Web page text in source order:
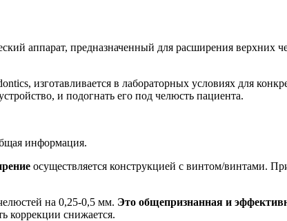
аппарат, предназначенный для расширения верхних
изготавливается в лабораторных условиях для
и подогнать его под челюсть пациента.
информация.
осуществляется конструкцией с винтом/винтами.
на 0,25-0,5 мм. Это общепризнанная и
коррекции снижается.